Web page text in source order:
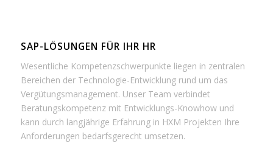
SAP-LÖSUNGEN FÜR IHR HR
Wesentliche Kompetenzschwerpunkte liegen in zentralen
Bereichen der Technologie-Entwicklung rund um das
Vergütungsmanagement. Unser Team verbindet
Beratungskompetenz mit Entwicklungs-Knowhow und
kann durch langjährige Erfahrung in HXM Projekten Ihre
Anforderungen bedarfsgerecht umsetzen.